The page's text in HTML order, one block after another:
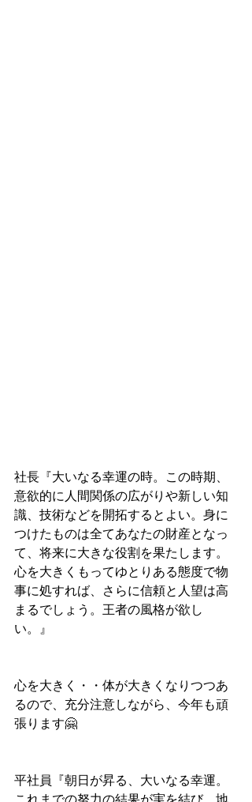
社長『大いなる幸運の時。この時期、
意欲的に人間関係の広がりや新しい知
識、技術などを開拓するとよい。身に
つけたものは全てあなたの財産となっ
て、将来に大きな役割を果たします。
心を大きくもってゆとりある態度で物
事に処すれば、さらに信頼と人望は高
まるでしょう。王者の風格が欲し
い。』
心を大きく・・体が大きくなりつつあ
るので、充分注意しながら、今年も頑
張ります🤗
平社員『朝日が昇る、大いなる幸運。
これまでの努力の結果が実を結び、地